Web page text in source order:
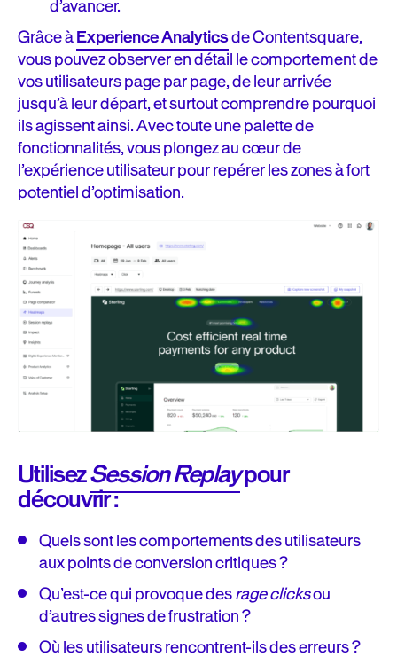
d’avancer.
Grâce àExperience Analyticsde Contentsquare,
vous pouvez observer en détail le comportement de
vos utilisateurs page par page, de leur arrivée
jusqu’à leur départ, et surtout comprendre pourquoi
ils agissent ainsi. Avec toute une palette de
fonctionnalités, vous plongez au cœur de
l’expérience utilisateur pour repérer les zones à fort
potentiel d’optimisation.
UtilisezSession Replaypour
découvrir :
Quels sont les comportements des utilisateurs
aux points de conversion critiques ?
Qu’est-ce qui provoque desrage clicksou
d’autres signes de frustration ?
Où les utilisateurs rencontrent-ils des erreurs ?